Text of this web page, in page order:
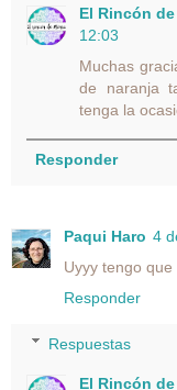
El Rincón
12:03
Muchas
de naranja
tenga la
Responder
Paqui Haro 4
Uyyy tengo
Responder
Respuestas
El Rincón